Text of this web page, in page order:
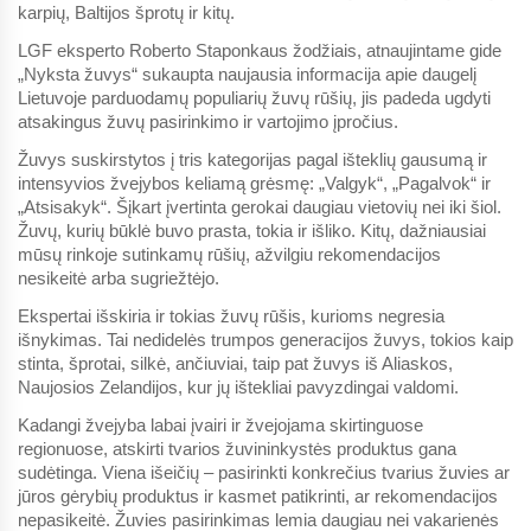
karpių, Baltijos šprotų ir kitų.
LGF eksperto Roberto Staponkaus žodžiais, atnaujintame gide
„Nyksta žuvys“ sukaupta naujausia informacija apie daugelį
Lietuvoje parduodamų populiarių žuvų rūšių, jis padeda ugdyti
atsakingus žuvų pasirinkimo ir vartojimo įpročius.
Žuvys suskirstytos į tris kategorijas pagal išteklių gausumą ir
intensyvios žvejybos keliamą grėsmę: „Valgyk“, „Pagalvok“ ir
„Atsisakyk“. Šįkart įvertinta gerokai daugiau vietovių nei iki šiol.
Žuvų, kurių būklė buvo prasta, tokia ir išliko. Kitų, dažniausiai
mūsų rinkoje sutinkamų rūšių, ažvilgiu rekomendacijos
nesikeitė arba sugriežtėjo.
Ekspertai išskiria ir tokias žuvų rūšis, kurioms negresia
išnykimas. Tai nedidelės trumpos generacijos žuvys, tokios kaip
stinta, šprotai, silkė, ančiuviai, taip pat žuvys iš Aliaskos,
Naujosios Zelandijos, kur jų ištekliai pavyzdingai valdomi.
Kadangi žvejyba labai įvairi ir žvejojama skirtinguose
regionuose, atskirti tvarios žuvininkystės produktus gana
sudėtinga. Viena išeičių – pasirinkti konkrečius tvarius žuvies ar
jūros gėrybių produktus ir kasmet patikrinti, ar rekomendacijos
nepasikeitė. Žuvies pasirinkimas lemia daugiau nei vakarienės